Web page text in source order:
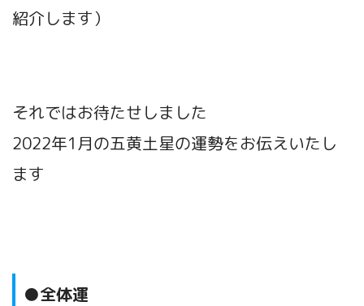
紹介します）
それではお待たせしました
2022年1月の五黄土星の運勢をお伝えいたし
ます
●全体運